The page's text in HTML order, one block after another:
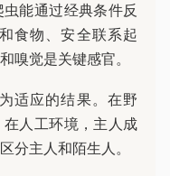
虫能通过经典条件反
食物、安全联系起
嗅觉是关键感官。
适应的结果。在野
人工环境，主人成
分主人和陌生人。